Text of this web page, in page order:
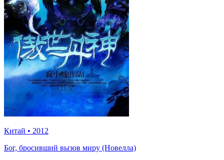
Китай • 2012
Бог, бросивший вызов миру (Новелла)